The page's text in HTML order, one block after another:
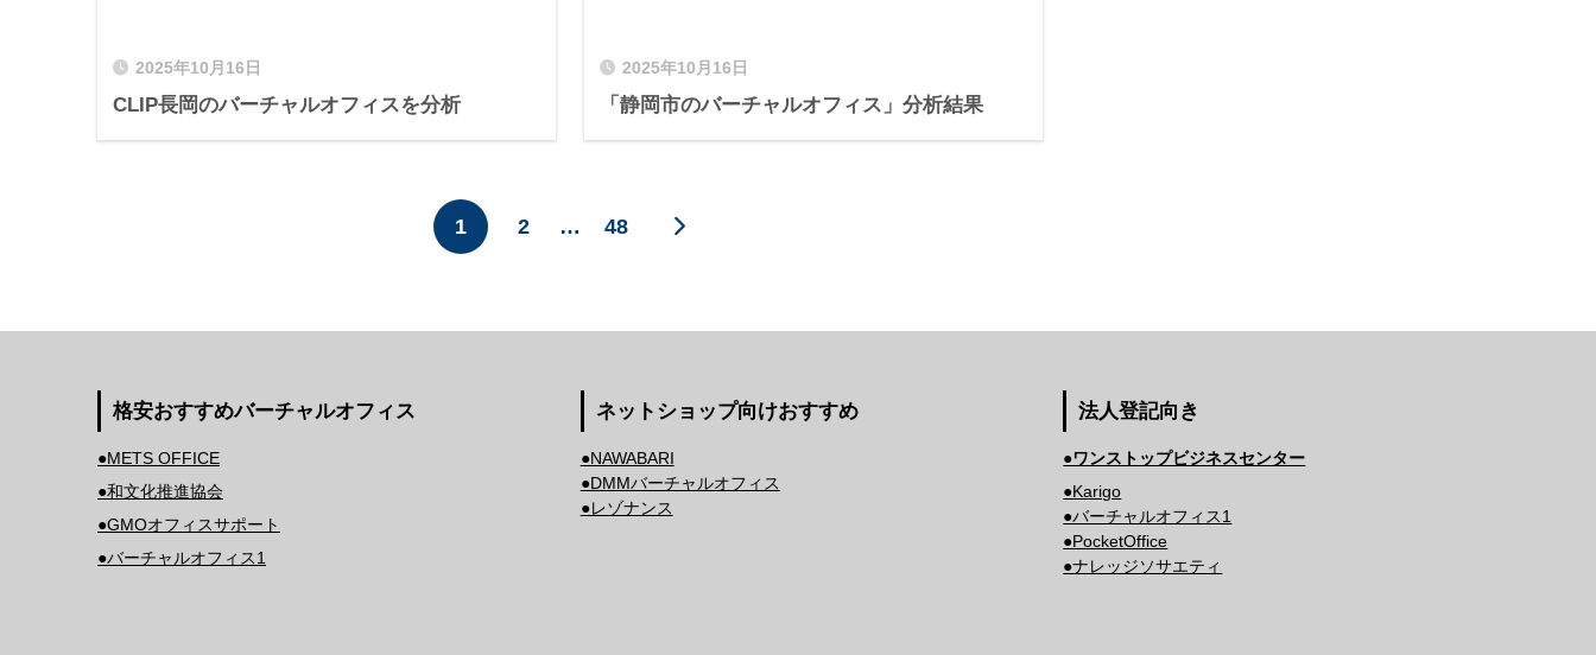
2025年10月16日
CLIP長岡のバーチャルオフィスを分析
2025年10月16日
「静岡市のバーチャルオフィス」分析結果
1 2 … 48
格安おすすめバーチャルオフィス
●METS OFFICE
●和文化推進協会
●GMOオフィスサポート
●バーチャルオフィス1
ネットショップ向けおすすめ
●NAWABARI
●DMMバーチャルオフィス
●レゾナンス
法人登記向き
●ワンストップビジネスセンター
●Karigo
●バーチャルオフィス1
●PocketOffice
●ナレッジソサエティ